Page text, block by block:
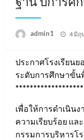
admin1 4 มิถุ
ประกาศโรงเรียน
ระดับการศึกษาขั้น
เพื่อให้การดำเนิน
ความเรียบร้อย แ
กรรมการบริหารโ